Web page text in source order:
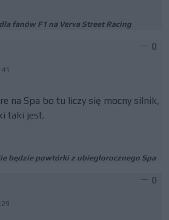
fanów F1 na Verva Street Racing
0
na Spa bo tu liczy się mocny silnik,
taki jest.
będzie powtórki z ubiegłorocznego Spa
0